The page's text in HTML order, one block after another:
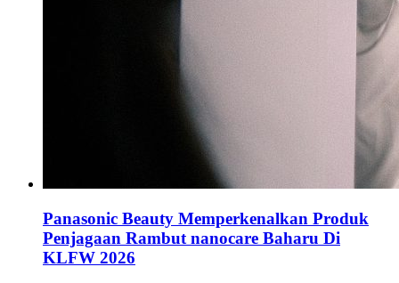
Panasonic Beauty Memperkenalkan Produk
Penjagaan Rambut nanocare Baharu Di
KLFW 2026